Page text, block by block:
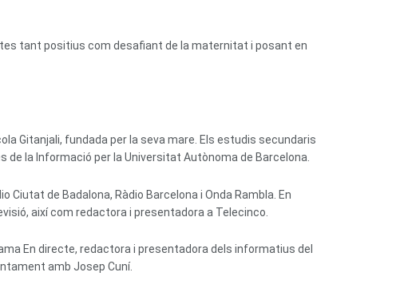
tant positius com desafiant de la maternitat i posant en
Gitanjali, fundada per la seva mare. Els estudis secundaris
de la Informació per la Universitat Autònoma de Barcelona.
de Badalona, Ràdio Barcelona i Onda Rambla. En
així com redactora i presentadora a Telecinco.
En directe, redactora i presentadora dels informatius del
amb Josep Cuní.